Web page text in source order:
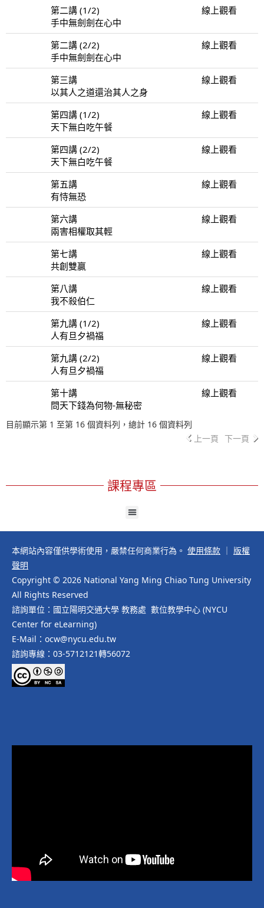
第二講 (1/2)
手中無劍劍在心中
線上觀看
第二講 (2/2)
手中無劍劍在心中
線上觀看
第三講
以其人之道還治其人之身
線上觀看
第四講 (1/2)
天下無白吃午餐
線上觀看
第四講 (2/2)
天下無白吃午餐
線上觀看
第五講
有恃無恐
線上觀看
第六講
兩害相權取其輕
線上觀看
第七講
共創雙贏
線上觀看
第八講
我不殺伯仁
線上觀看
第九講 (1/2)
人有旦夕禍福
線上觀看
第九講 (2/2)
人有旦夕禍福
線上觀看
第十講
問天下錢為何物-無秘密
線上觀看
目前顯示第 1 至第 16 個資料列，總計 16 個資料列
上一頁 下一頁
課程專區
本網站內容僅供學術使用，嚴禁任何商業行為。 使用條款
版權
聲明
Copyright © 2026 National Yang Ming Chiao Tung University
All Rights Reserved
諮詢單位：國立陽明交通大學 教務處 數位教學中心 (NYCU
Center for eLearning)
E-Mail：ocw@nycu.edu.tw
諮詢專線：03-5712121轉56072